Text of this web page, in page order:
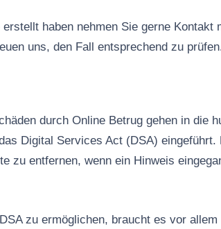
haben nehmen Sie gerne Kontakt
uns, den Fall entsprechend zu
durch Online Betrug gehen in die
Digital Services Act (DSA)
zu entfernen, wenn ein Hinweis
zu ermöglichen, braucht es vor